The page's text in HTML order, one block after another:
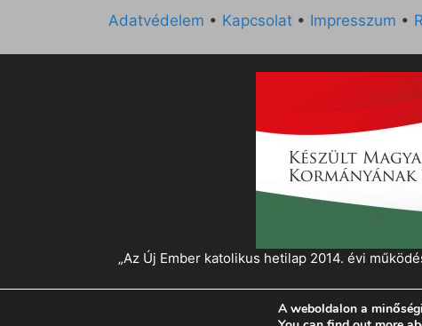
Adatvédelem • Kapcsolat • Impresszum •
„Az Új Ember katolikus hetilap 2014. évi
© 2026 Magyar Kurír - Új Ember• Készült
A weboldalon a